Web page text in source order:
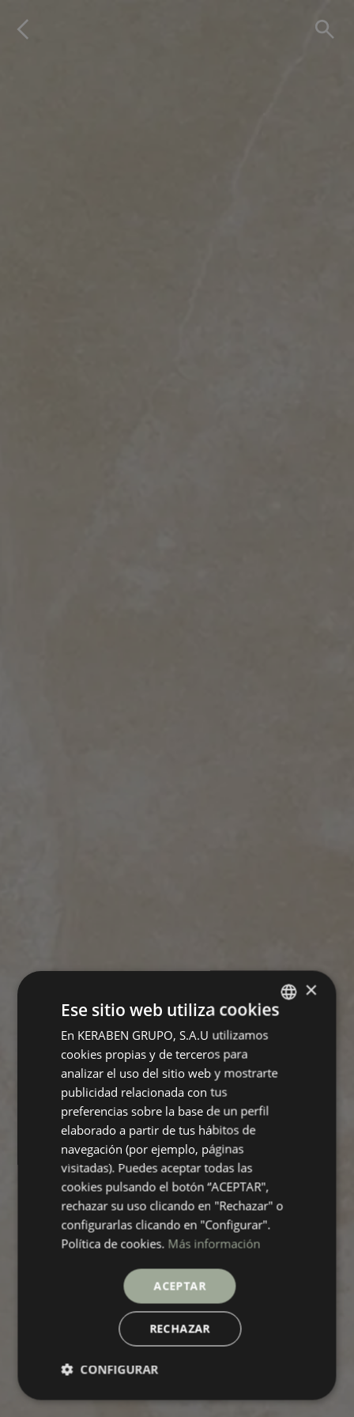
FRENCH
×
Ese sitio web utiliza cookies
En KERABEN GRUPO, S.A.U utilizamos
cookies propias y de terceros para
analizar el uso del sitio web y mostrarte
publicidad relacionada con tus
preferencias sobre la base de un perfil
elaborado a partir de tus hábitos de
navegación (por ejemplo, páginas
visitadas). Puedes aceptar todas las
cookies pulsando el botón “ACEPTAR",
rechazar su uso clicando en "Rechazar" o
configurarlas clicando en "Configurar".
Política de cookies. Más información
ACEPTAR
RECHAZAR
CONFIGURAR